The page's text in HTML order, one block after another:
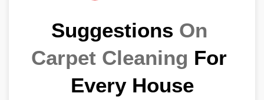
Suggestions On
Carpet Cleaning For
Every House